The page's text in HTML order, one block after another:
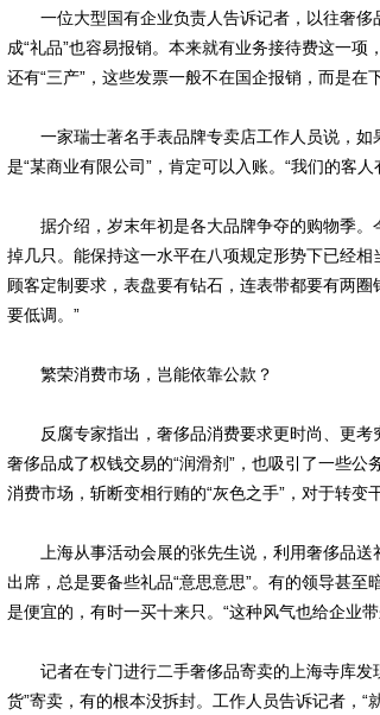
一位大型国有企业负责人告诉记者，以往奢侈
成“礼品”也容易报销。本来就有业务接待费这一
还有“三产”，这些发票一般不在国企报销，而是在
一家瑞士著名手表品牌专卖店工作人员说，如
是“某商业有限公司”，肯定可以入账。“我们的客
据介绍，岁末年初是各大品牌争夺的购物季。
掉几只。能保持这一水平在八项规定形势下已经
顾客定制要求，表盘要有钻石，连表带都要有两
要低调。”
繁荣消费市场，岂能依靠公款？
反腐专家指出，奢侈品消费要求更时尚、更考
奢侈品成了权钱交易的“润滑剂”，也吸引了一些
消费市场，斩断变相行贿的“灰色之手”，对于转变
上海从事活动会展的张先生说，利用奢侈品送
出席，总是要备些礼品“意思意思”。有的领导甚
是便宜的，有时一买十来只。“这种风气也给企业
记者在专门进行二手奢侈品寄卖的上海寺库发
货”寄卖，有的根本没拆封。工作人员告诉记者，“